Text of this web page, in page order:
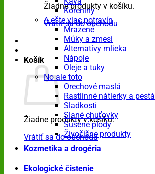
Žiadne produkty v košíku.
Vrátiť sa do obchodu
Košík
Žiadne produkty v košíku.
Vrátiť sa do obchodu
Koreniny
A ešte viac potravín
Mrazené
Múky a zmesi
Alternatívy mlieka
Nápoje
Oleje a tuky
No ale toto
Orechové maslá
Rastlinné nátierky a pestá
Sladkosti
Slané chuťovky
Sušené plody
Živočíšne produkty
Kozmetika a drogéria
Ekologické čistenie